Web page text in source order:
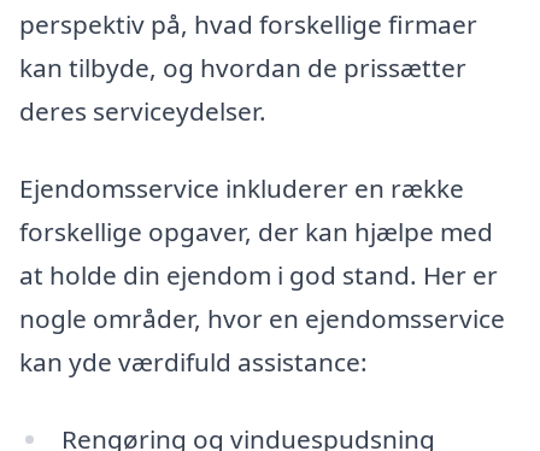
perspektiv på, hvad forskellige firmaer
kan tilbyde, og hvordan de prissætter
deres serviceydelser.
Ejendomsservice inkluderer en række
forskellige opgaver, der kan hjælpe med
at holde din ejendom i god stand. Her er
nogle områder, hvor en ejendomsservice
kan yde værdifuld assistance:
Rengøring og vinduespudsning